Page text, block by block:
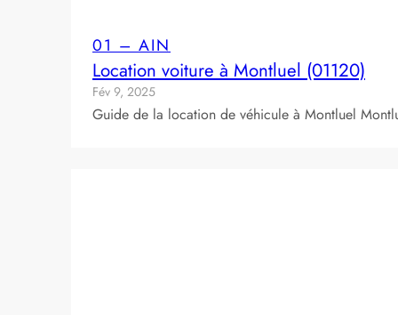
01 – AIN
Location voiture à Montluel (01120)
Fév 9, 2025
Guide de la location de véhicule à Montluel